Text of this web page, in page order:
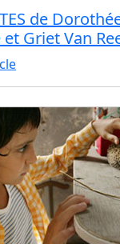
de
Griet Van